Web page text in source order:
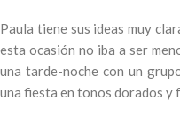
Paula tiene sus ideas muy
esta ocasión no iba a ser
una tarde-noche con un
una fiesta en tonos dorados y